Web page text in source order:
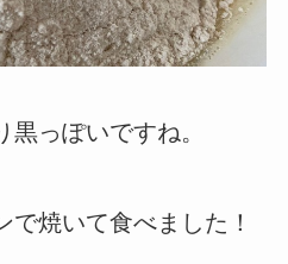
っぽいですね。
焼いて食べました！